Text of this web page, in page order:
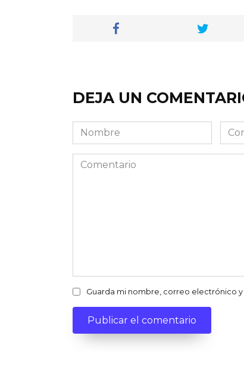
DEJA UN
Nombre
Comentario
Guarda mi nombre, correo electrónico